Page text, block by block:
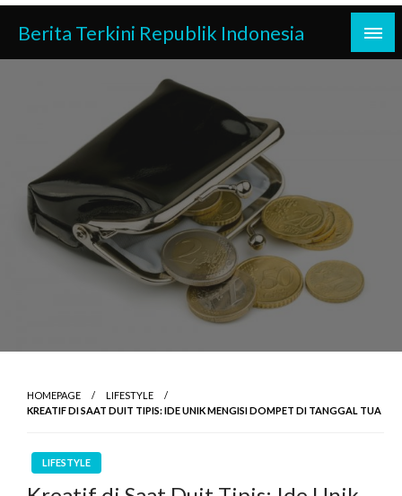
Skip
content
Berita Terkini Republik Indonesia
HOMEPAGE
LIFESTYLE
KREATIF DI SAAT DUIT TIPIS: IDE UNIK MENGISI DOMPET DI TANGGAL TUA
LIFESTYLE